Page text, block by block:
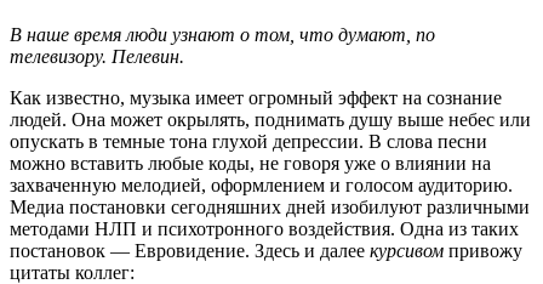
В наше время люди узнают о том, что думают, по
телевизору. Пелевин.
Как известно, музыка имеет огромный эффект на сознание
людей. Она может окрылять, поднимать душу выше небес или
опускать в темные тона глухой депрессии. В слова песни
можно вставить любые коды, не говоря уже о влиянии на
захваченную мелодией, оформлением и голосом аудиторию.
Медиа постановки сегодняшних дней изобилуют различными
методами НЛП и психотронного воздействия. Одна из таких
постановок — Евровидение. Здесь и далее курсивом привожу
цитаты коллег: